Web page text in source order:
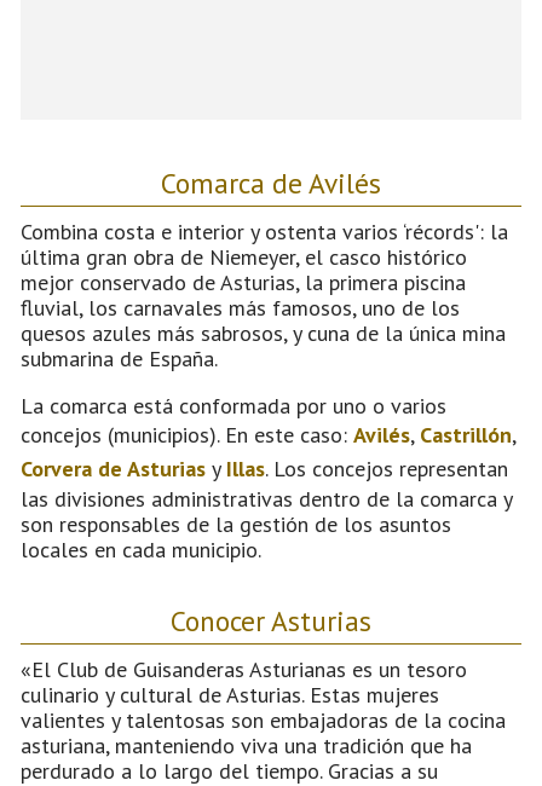
Comarca de Avilés
Combina costa e interior y ostenta varios ‘récords': la
última gran obra de Niemeyer, el casco histórico
mejor conservado de Asturias, la primera piscina
fluvial, los carnavales más famosos, uno de los
quesos azules más sabrosos, y cuna de la única mina
submarina de España.
La comarca está conformada por uno o varios
concejos (municipios). En este caso: Avilés, Castrillón,
Corvera de Asturias y Illas. Los concejos representan
las divisiones administrativas dentro de la comarca y
son responsables de la gestión de los asuntos
locales en cada municipio.
Conocer Asturias
«El Club de Guisanderas Asturianas es un tesoro
culinario y cultural de Asturias. Estas mujeres
valientes y talentosas son embajadoras de la cocina
asturiana, manteniendo viva una tradición que ha
perdurado a lo largo del tiempo. Gracias a su